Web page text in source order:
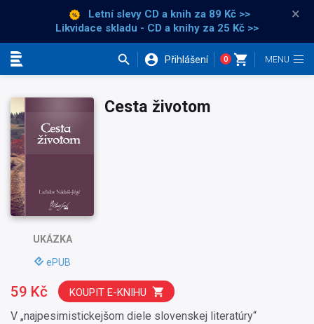
Letní slevy CD a knih za 89 Kč >>
Likvidace skladu - CD a knihy za 25 Kč >>
×
Přihlášení 0
UKÁZKA
ePUB
Cesta životom
V „najpesimistickejšom diele slovenskej literatúry“
59 Kč KOUPIT E-KNIHU